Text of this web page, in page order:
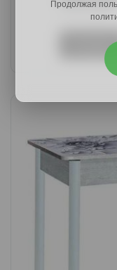
10187 руб.
В корзину
Продолжая